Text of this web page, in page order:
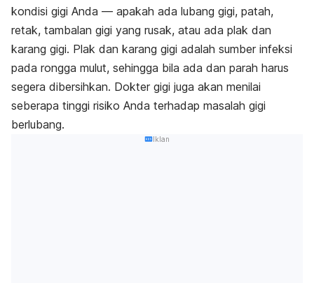
kondisi gigi Anda — apakah ada lubang gigi, patah,
retak, tambalan gigi yang rusak, atau ada plak dan
karang gigi. Plak dan karang gigi adalah sumber infeksi
pada rongga mulut, sehingga bila ada dan parah harus
segera dibersihkan. Dokter gigi juga akan menilai
seberapa tinggi risiko Anda terhadap masalah gigi
berlubang.
Iklan